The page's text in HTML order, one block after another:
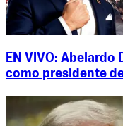
EN VIVO:
como presidente